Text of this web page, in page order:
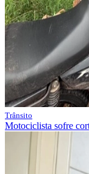
Trânsito
Motociclista sofre